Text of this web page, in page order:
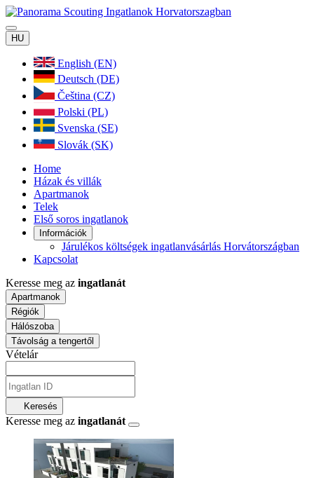
HU
English (EN)
Deutsch (DE)
Čeština (CZ)
Polski (PL)
Svenska (SE)
Slovák (SK)
Home
Házak és villák
Apartmanok
Telek
Első soros ingatlanok
Információk
Járulékos költségek ingatlanvásárlás Horvátországban
Kapcsolat
Keresse meg az ingatlanát
Apartmanok
Régiók
Hálószoba
Távolság a tengertől
Vételár
Keresés
Keresse meg az ingatlanát